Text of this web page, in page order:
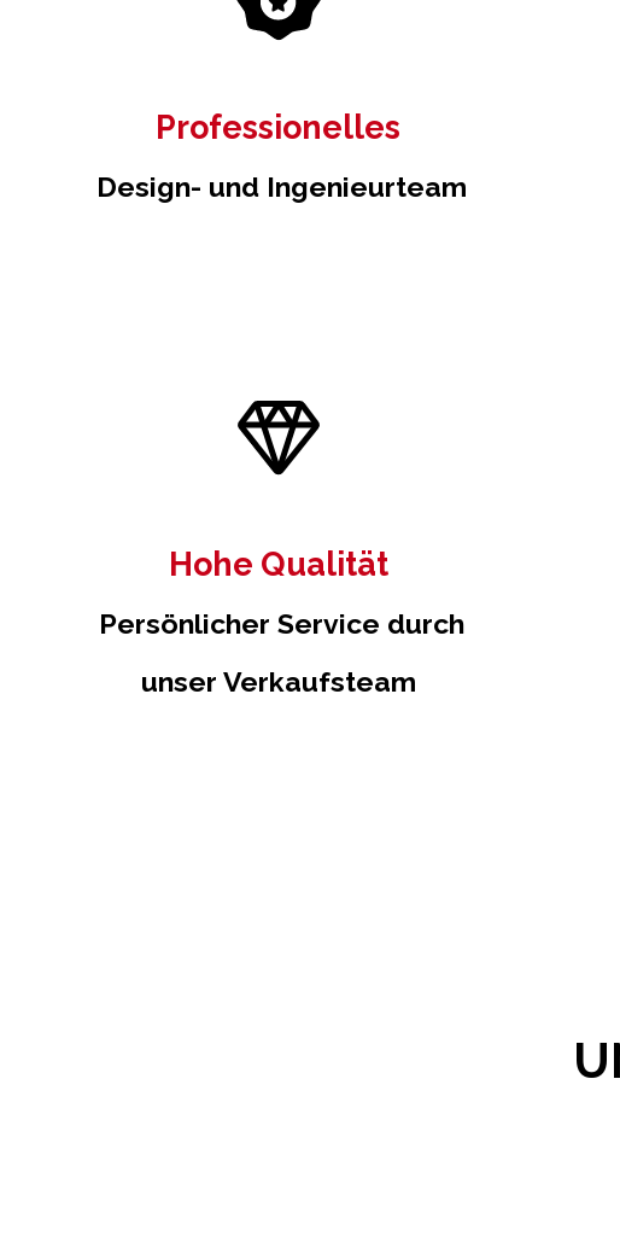
Professionelles
Design- und Ingenieurteam
Hohe Qualität
Persönlicher Service durch
unser Verkaufsteam